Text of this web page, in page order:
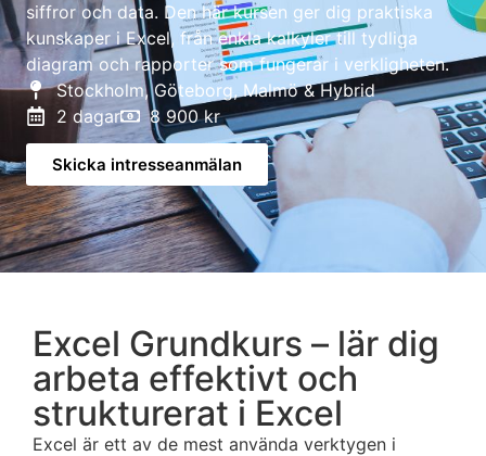
siffror och data. Den här kursen ger dig praktiska
kunskaper i Excel, från enkla kalkyler till tydliga
diagram och rapporter som fungerar i verkligheten.
Stockholm, Göteborg, Malmö & Hybrid
2 dagar
8 900 kr
Skicka intresseanmälan
Excel Grundkurs – lär dig
arbeta effektivt och
strukturerat i Excel
Excel är ett av de mest använda verktygen i